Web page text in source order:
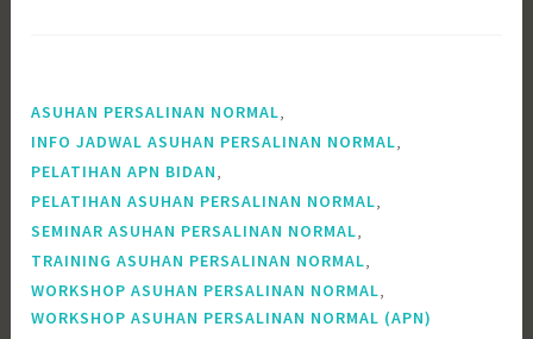
ASUHAN PERSALINAN NORMAL,
INFO JADWAL ASUHAN PERSALINAN NORMAL,
PELATIHAN APN BIDAN,
PELATIHAN ASUHAN PERSALINAN NORMAL,
SEMINAR ASUHAN PERSALINAN NORMAL,
TRAINING ASUHAN PERSALINAN NORMAL,
WORKSHOP ASUHAN PERSALINAN NORMAL,
WORKSHOP ASUHAN PERSALINAN NORMAL (APN)